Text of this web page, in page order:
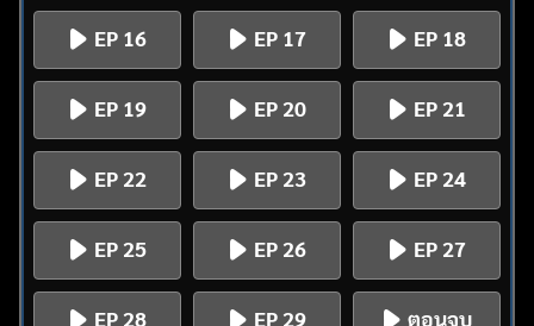
EP 16 EP 17 EP 18
EP 19 EP 20 EP 21
EP 22 EP 23 EP 24
EP 25 EP 26 EP 27
EP 28 EP 29 ตอนจบ